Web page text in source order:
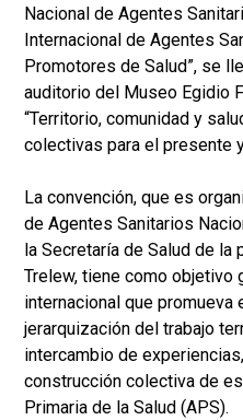
Nacional de Agentes
Internacional de Agentes
Promotores de Salud”, se
auditorio del Museo Egidio
“Territorio, comunidad y
colectivas para el presente
La convención, que es
de Agentes Sanitarios
la Secretaría de Salud de
Trelew, tiene como objetivo
internacional que promueva
jerarquización del trabajo
intercambio de
construcción colectiva de
Primaria de la Salud (APS).